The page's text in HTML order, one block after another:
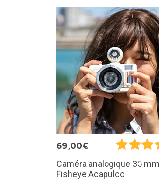
69,00€
Caméra analogique 35 mm
Fisheye Acapulco